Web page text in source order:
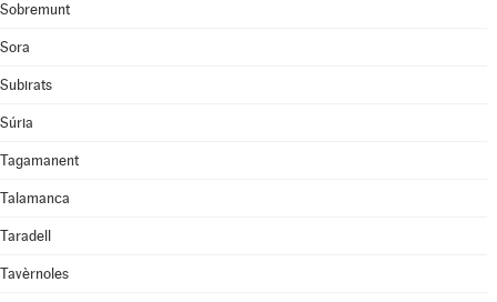
Sobremunt
Sora
Subirats
Súria
Tagamanent
Talamanca
Taradell
Tavèrnoles